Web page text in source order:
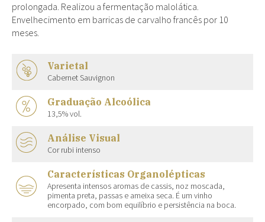
prolongada. Realizou a fermentação malolática.
Envelhecimento em barricas de carvalho francês por 10
meses.
Varietal
Cabernet Sauvignon
Graduação Alcoólica
13,5% vol.
Análise Visual
Cor rubi intenso
Características Organolépticas
Apresenta intensos aromas de cassis, noz moscada,
pimenta preta, passas e ameixa seca. É um vinho
encorpado, com bom equilíbrio e persistência na boca.